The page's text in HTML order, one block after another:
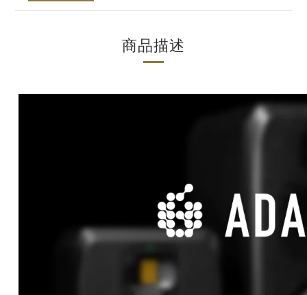
商品描述